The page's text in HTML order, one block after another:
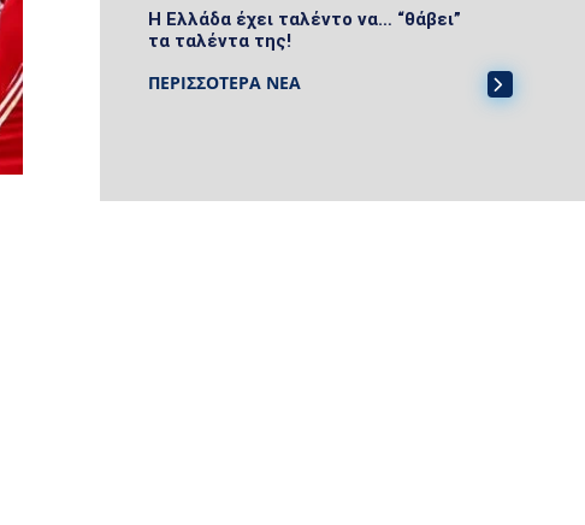
Η Ελλάδα έχει ταλέντο να… “θάβει”
τα ταλέντα της!
ΠΕΡΙΣΣΟΤΕΡΑ ΝΕΑ